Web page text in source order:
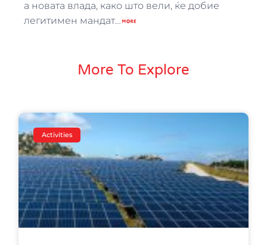
а новата влада, како што вели, ќе добие
легитимен мандат…
More To Explore
Activities